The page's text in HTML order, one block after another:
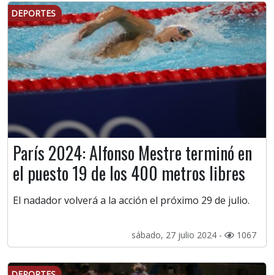
DEPORTES
París 2024: Alfonso Mestre terminó en
el puesto 19 de los 400 metros libres
El nadador volverá a la acción el próximo 29 de julio.
sábado, 27 julio 2024 - 1067